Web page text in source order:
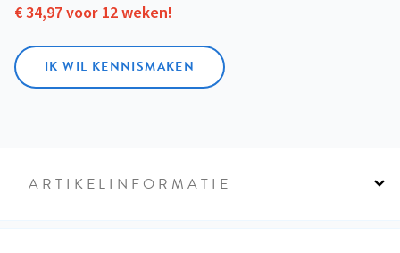
€ 34,97 voor 12 weken!
IK WIL KENNISMAKEN
ARTIKELINFORMATIE